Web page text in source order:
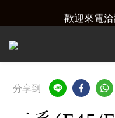
產品洽詢&預約安
歡迎來電
產品洽詢&預約安
分享到